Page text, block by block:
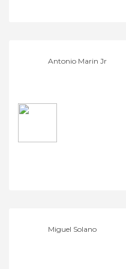
Antonio Marin Jr
Miguel Solano